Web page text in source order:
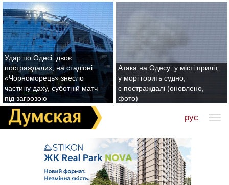
Удар по Одесі: двоє
постраждалих, на стадіоні
«Чорноморець» знесло
частину даху, суботній матч
під загрозою
Атака на Одесу: у місті приліт,
у морі горить судно,
є постраждалі (оновлено,
фото)
рус